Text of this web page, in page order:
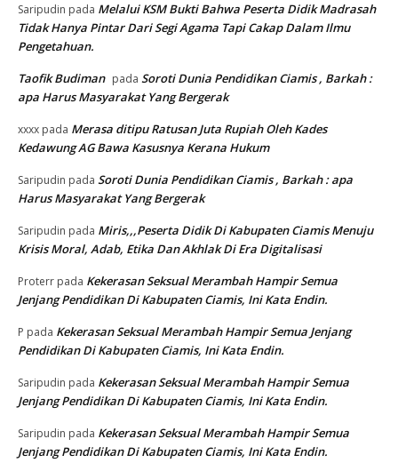
Saripudin pada Melalui KSM Bukti Bahwa Peserta Didik Madrasah
Tidak Hanya Pintar Dari Segi Agama Tapi Cakap Dalam Ilmu
Pengetahuan.
Taofik Budiman pada Soroti Dunia Pendidikan Ciamis , Barkah :
apa Harus Masyarakat Yang Bergerak
xxxx pada Merasa ditipu Ratusan Juta Rupiah Oleh Kades
Kedawung AG Bawa Kasusnya Kerana Hukum
Saripudin pada Soroti Dunia Pendidikan Ciamis , Barkah : apa
Harus Masyarakat Yang Bergerak
Saripudin pada Miris,,,Peserta Didik Di Kabupaten Ciamis Menuju
Krisis Moral, Adab, Etika Dan Akhlak Di Era Digitalisasi
Proterr pada Kekerasan Seksual Merambah Hampir Semua
Jenjang Pendidikan Di Kabupaten Ciamis, Ini Kata Endin.
P pada Kekerasan Seksual Merambah Hampir Semua Jenjang
Pendidikan Di Kabupaten Ciamis, Ini Kata Endin.
Saripudin pada Kekerasan Seksual Merambah Hampir Semua
Jenjang Pendidikan Di Kabupaten Ciamis, Ini Kata Endin.
Saripudin pada Kekerasan Seksual Merambah Hampir Semua
Jenjang Pendidikan Di Kabupaten Ciamis, Ini Kata Endin.